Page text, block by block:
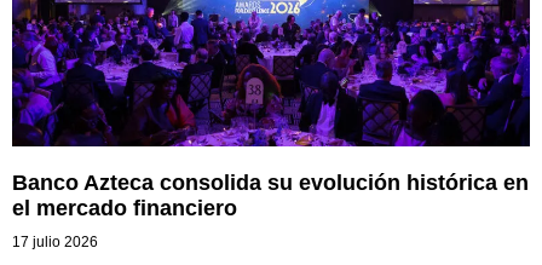
Banco Azteca consolida su evolución histórica en
el mercado financiero
17 julio 2026